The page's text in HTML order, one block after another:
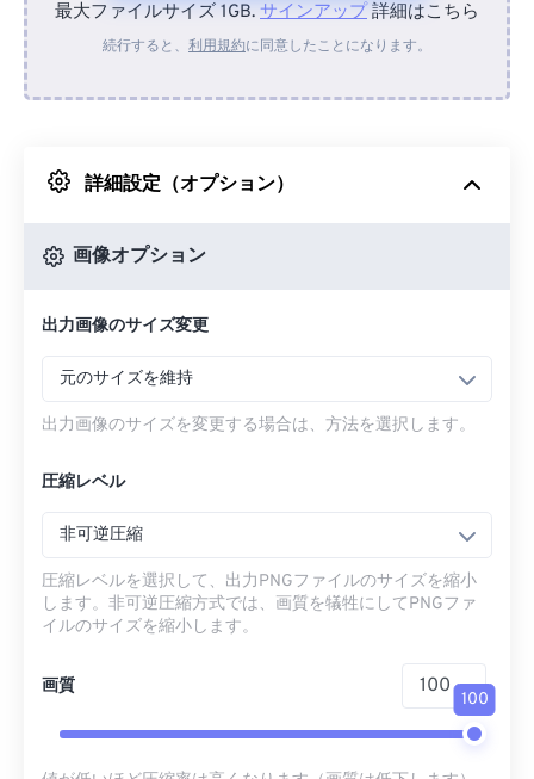
デバイスから
Googleドライブから
URLから
最大ファイルサイズ 1GB. サインアップ詳細はこちら
続行すると、 利用規約に同意したことになります。
詳細設定（オプション）
画像オプション
出力画像のサイズ変更
元のサイズを維持
出力画像のサイズを変更する場合は、方法を選択します。
圧縮レベル
非可逆圧縮
圧縮レベルを選択して、出力PNGファイルのサイズを縮小
します。非可逆圧縮方式では、画質を犠牲にしてPNGファ
イルのサイズを縮小します。
画質
100